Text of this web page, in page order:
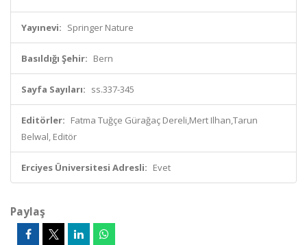
Yayınevi: Springer Nature
Basıldığı Şehir: Bern
Sayfa Sayıları: ss.337-345
Editörler: Fatma Tuğçe Gürağaç Dereli,Mert Ilhan,Tarun
Belwal, Editör
Erciyes Üniversitesi Adresli: Evet
Paylaş